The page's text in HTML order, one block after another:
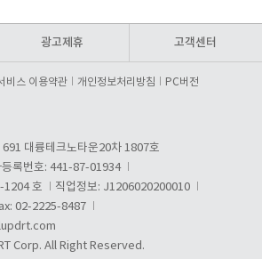
광고제휴 고객센터
비스 이용약관 개인정보처리방침 PC버전
대륭테크노타운20차 1807호
등록번호: 441-87-01934
1204 호
직업정보: J1206020200010
02-2225-8487
Corp. All Right Reserved.